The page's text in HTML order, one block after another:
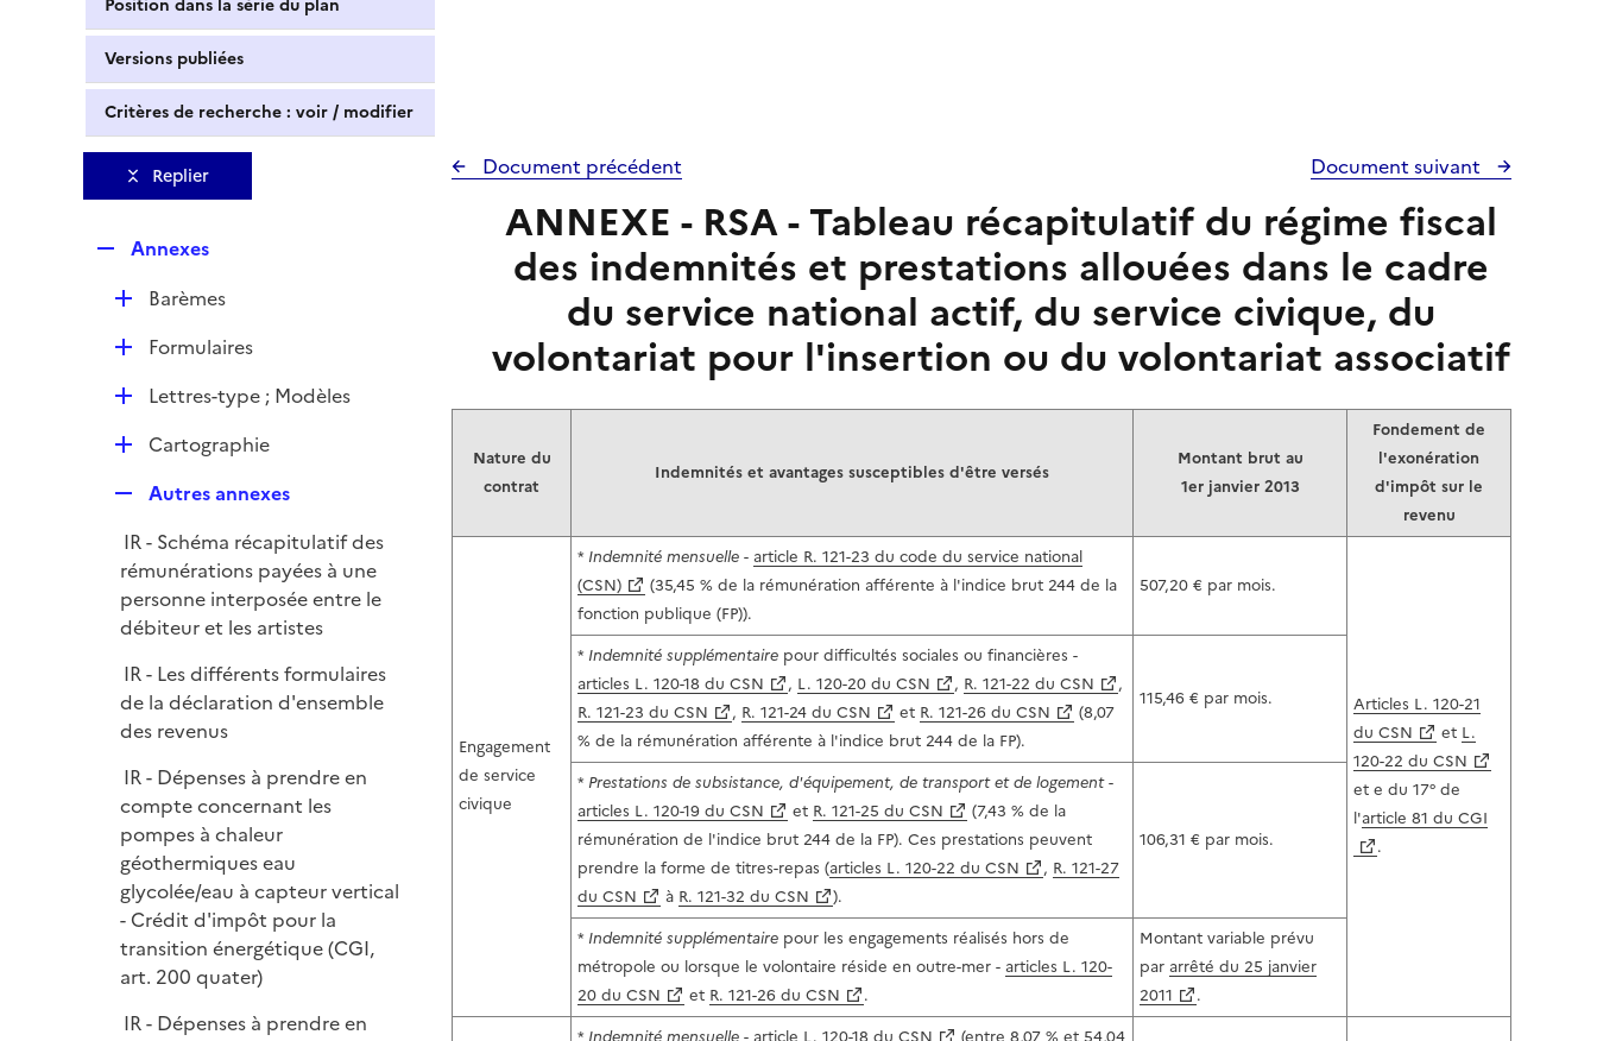
Position dans la série du plan
Versions publiées
Critères de recherche : voir / modifier
Replier
p
l
i
e
Annexes
DBarèmes
DFormulaires
D
e
r
Lettres-type ; Modèles
D
p
l
i
e
r
Cartographie
p
l
i
e
r
Autres annexes
IR - Schéma récapitulatif des
rémunérations payées à une
personne interposée entre le
débiteur et les artistes
IR - Les différents formulaires
de la déclaration d'ensemble
des revenus
IR - Dépenses à prendre en
compte concernant les
pompes à chaleur
géothermiques eau
glycolée/eau à capteur vertical
- Crédit d'impôt pour la
transition énergétique (CGI,
art. 200 quater)
IR - Dépenses à prendre en
Document précédent Document suivant
ANNEXE - RSA - Tableau récapitulatif du régime fiscal
des indemnités et prestations allouées dans le cadre
du service national actif, du service civique, du
volontariat pour l'insertion ou du volontariat associatif
Nature du
contrat
Indemnités et avantages susceptibles d'être versés
Montant brut au
1er janvier 2013
Fondement de
l'exonération
d'impôt sur le
revenu
Engagement
de service
civique
* Indemnité mensuelle - article R. 121-23 du code du service national
(CSN)
(35,45 % de la rémunération afférente à l'indice brut 244 de la
fonction publique (FP)).
507,20 € par mois.
Articles L. 120-21
du CSN
et L.
120-22 du CSN
et e du 17° de
l'article 81 du CGI
.
* Indemnité supplémentaire pour difficultés sociales ou financières -
articles L. 120-18 du CSN
, L. 120-20 du CSN , R. 121-22 du CSN
,
R. 121-23 du CSN
, R. 121-24 du CSN et R. 121-26 du CSN
(8,07
% de la rémunération afférente à l'indice brut 244 de la FP).
115,46 € par mois.
* Prestations de subsistance, d'équipement, de transport et de logement-
articles L. 120-19 du CSN
et R. 121-25 du CSN
(7,43 % de la
rémunération de l'indice brut 244 de la FP). Ces prestations peuvent
prendre la forme de titres-repas (articles L. 120-22 du CSN , R. 121-27
du CSN
à R. 121-32 du CSN ).
106,31 € par mois.
* Indemnité supplémentaire pour les engagements réalisés hors de
métropole ou lorsque le volontaire réside en outre-mer - articles L. 120-
20 du CSN
et R. 121-26 du CSN .
Montant variable prévu
par arrêté du 25 janvier
2011
.